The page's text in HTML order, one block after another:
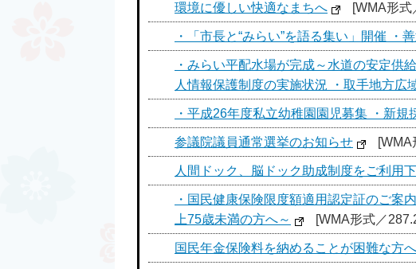
環境に優しい快適なまちへ [WMA形式
・「市長と“みらい”を語る集い」開催 ・
・みらい平配水場が完成～水道の安定供
人情報保護制度の実施状況 ・取手地方
・平成26年度私立幼稚園園児募集 ・新
参議院議員通常選挙のお知らせ [WMA
人間ドック、脳ドック助成制度をご利用
・国民健康保険限度額適用認定証のご案
上75歳未満の方へ～
[WMA形式／
国民年金保険料を納めることが困難な方